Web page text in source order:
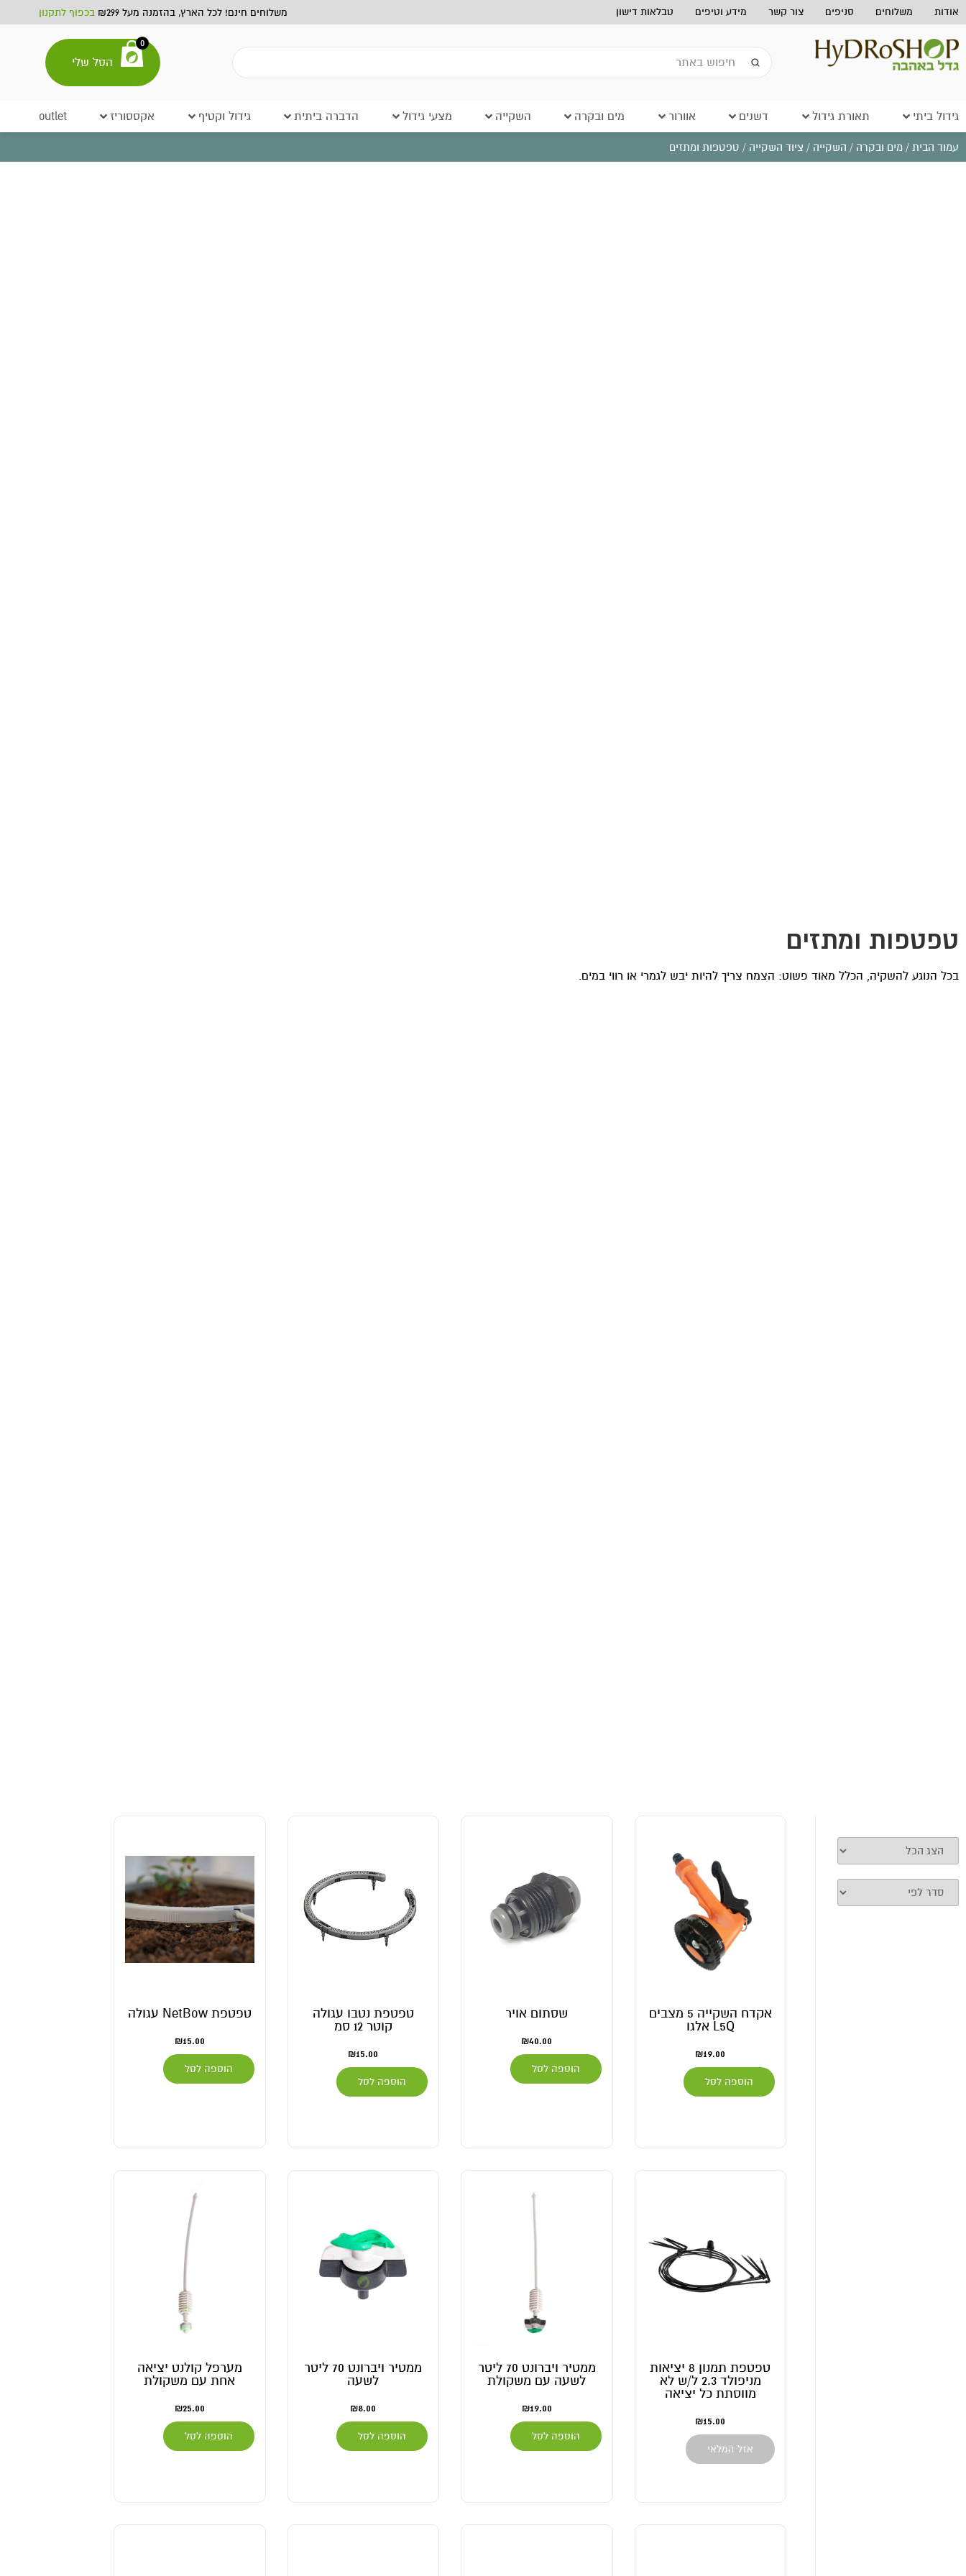
אודות משלוחים סניפים צור קשר מידע וטיפים טבלאות דישון משלוחים חינם! לכל הארץ, בהזמנה מעל ₪299 בכפוף לתקנון
0
הסל שלי
גידול ביתי תאורת גידול דשנים אוורור מים ובקרה השקייה מצעי גידול הדברה ביתית גידול וקטיף אקססוריז outlet
עמוד הבית / מים ובקרה / השקייה / ציוד השקייה / טפטפות ומתזים
טפטפות ומתזים
בכל הנוגע להשקיה, הכלל מאוד פשוט: הצמח צריך להיות יבש לגמרי או רווי במים.
אקדח השקייה 5 מצבים
L5Q אלגו
₪19.00
הוספה לסל
שסתום אויר
₪40.00
הוספה לסל
טפטפת נטבו עגולה
קוטר 12 סמ
₪15.00
הוספה לסל
טפטפת NetBow עגולה
₪15.00
הוספה לסל
טפטפת תמנון 8 יציאות
מניפולד 2.3 ל/ש לא
מווסתת כל יציאה
₪15.00
אזל המלאי
ממטיר ויברונט 70 ליטר
לשעה עם משקולת
₪19.00
הוספה לסל
ממטיר ויברונט 70 ליטר
לשעה
₪8.00
הוספה לסל
מערפל קולנט יציאה
אחת עם משקולת
₪25.00
הוספה לסל